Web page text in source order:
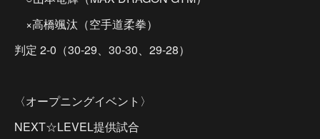
×高橋颯汰（空手道柔拳）
判定 2-0（30-29、30-30、29-28）
〈オープニングイベント〉
NEXT☆LEVEL提供試合